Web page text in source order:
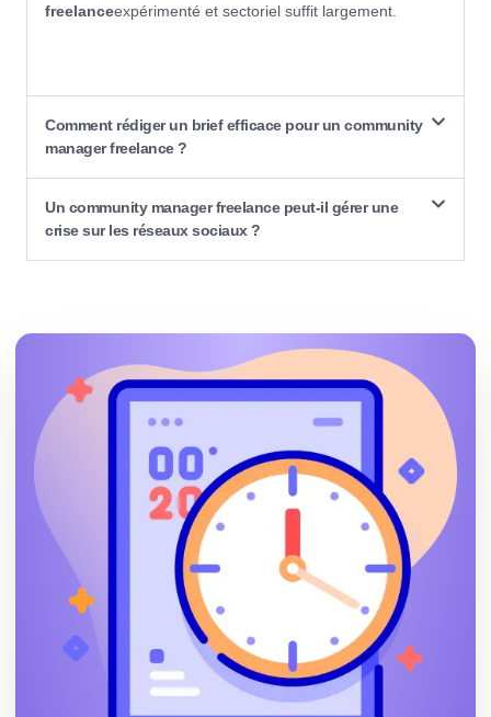
freelanceexpérimenté et sectoriel suffit largement.
Comment rédiger un brief efficace pour un community
manager freelance ?
Un community manager freelance peut-il gérer une
crise sur les réseaux sociaux ?